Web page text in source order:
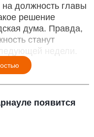
на должность главы
решение
дума. Правда,
станут
недели.
появится